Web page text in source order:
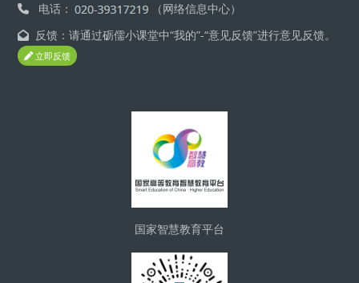
电话：
（网络信息中心）
反馈：请通过砺儒小课堂中“我的”-“意见反馈”进行意见反馈。
立即反馈
国家智慧教育平台